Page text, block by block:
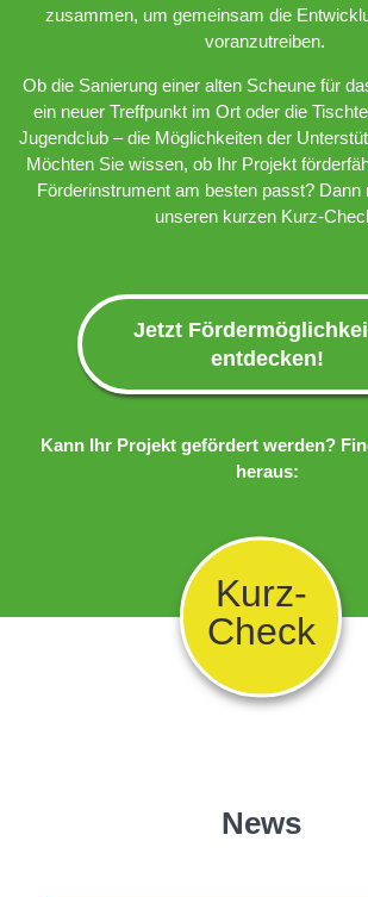
zusammen, um gemeinsam die
voranzutreiben.
Ob die Sanierung einer alten Scheune für
ein neuer Treffpunkt im Ort oder die
Jugendclub – die Möglichkeiten der
Möchten Sie wissen, ob Ihr Projekt
Förderinstrument am besten passt? Dann
unseren kurzen Kurz-
Jetzt
entdecken!
Kann Ihr Projekt gefördert werden?
heraus:
Kurz-
Check
News